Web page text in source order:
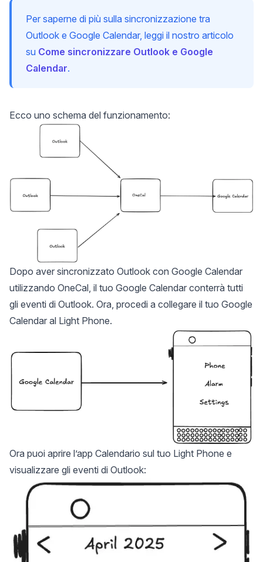
Per saperne di più sulla sincronizzazione tra
Outlook e Google Calendar, leggi il nostro articolo
su Come sincronizzare Outlook e Google
Calendar.
Ecco uno schema del funzionamento:
Dopo aver sincronizzato Outlook con Google Calendar
utilizzando OneCal, il tuo Google Calendar conterrà tutti
gli eventi di Outlook. Ora, procedi a collegare il tuo Google
Calendar al Light Phone.
Ora puoi aprire l’app Calendario sul tuo Light Phone e
visualizzare gli eventi di Outlook: